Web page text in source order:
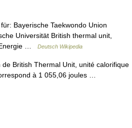
Bayerische Taekwondo Union
Universität British thermal unit,
…
Deutsch Wikipedia
British Thermal Unit, unité calorifique
à 1 055,06 joules …